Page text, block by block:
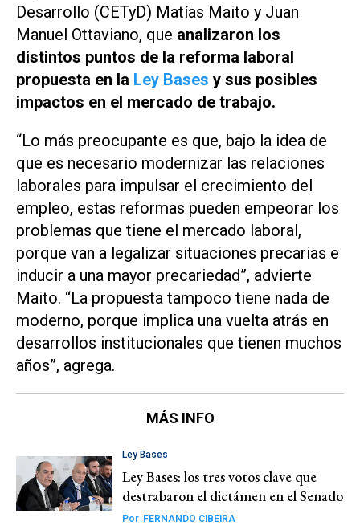
Desarrollo (CETyD) Matías Maito y Juan
Manuel Ottaviano, que analizaron los
distintos puntos de la reforma laboral
propuesta en la Ley Bases y sus posibles
impactos en el mercado de trabajo.
“Lo más preocupante es que, bajo la idea de
que es necesario modernizar las relaciones
laborales para impulsar el crecimiento del
empleo, estas reformas pueden empeorar los
problemas que tiene el mercado laboral,
porque van a legalizar situaciones precarias e
inducir a una mayor precariedad”, advierte
Maito. “La propuesta tampoco tiene nada de
moderno, porque implica una vuelta atrás en
desarrollos institucionales que tienen muchos
años”, agrega.
MÁS INFO
Ley Bases
Ley Bases: los tres votos clave que
destrabaron el dictámen en el Senado
Por FERNANDO CIBEIRA